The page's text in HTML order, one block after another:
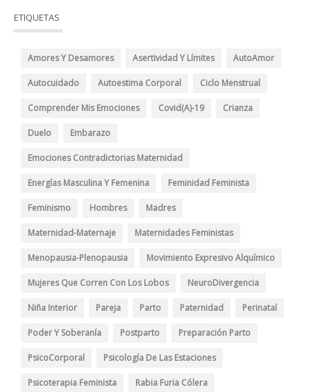
ETIQUETAS
Amores Y Desamores Asertividad Y Límites AutoAmor
Autocuidado Autoestima Corporal Ciclo Menstrual
Comprender Mis Emociones Covid(A)-19 Crianza
Duelo Embarazo
Emociones Contradictorias Maternidad
Energías Masculina Y Femenina Feminidad Feminista
Feminismo Hombres Madres
Maternidad-Maternaje Maternidades Feministas
Menopausia-Plenopausia Movimiento Expresivo Alquímico
Mujeres Que Corren Con Los Lobos NeuroDivergencia
Niña Interior Pareja Parto Paternidad Perinatal
Poder Y Soberanía Postparto Preparación Parto
PsicoCorporal Psicología De Las Estaciones
Psicoterapia Feminista Rabia Furia Cólera